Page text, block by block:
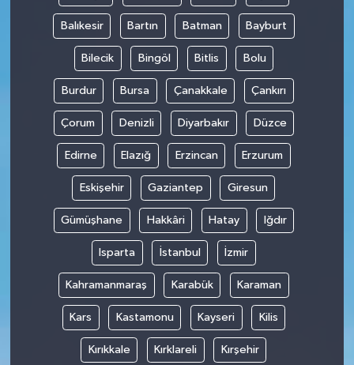
Balıkesir Bartın Batman Bayburt
Bilecik Bingöl Bitlis Bolu
Burdur Bursa Çanakkale Çankırı
Çorum Denizli Diyarbakır Düzce
Edirne Elazığ Erzincan Erzurum
Eskişehir Gaziantep Giresun
Gümüşhane Hakkâri Hatay Iğdır
Isparta İstanbul İzmir
Kahramanmaraş Karabük Karaman
Kars Kastamonu Kayseri Kilis
Kırıkkale Kırklareli Kırşehir